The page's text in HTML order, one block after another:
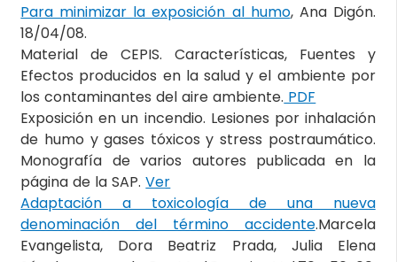
Para minimizar la exposición al humo, Ana Digón.
18/04/08.
Material de CEPIS. Características, Fuentes y
Efectos producidos en la salud y el ambiente por
los contaminantes del aire ambiente. PDF
Exposición en un incendio. Lesiones por inhalación
de humo y gases tóxicos y stress postraumático.
Monografía de varios autores publicada en la
página de la SAP.Ver
Adaptación a toxicología de una nueva
denominación del término accidente.Marcela
Evangelista, Dora Beatriz Prada, Julia Elena